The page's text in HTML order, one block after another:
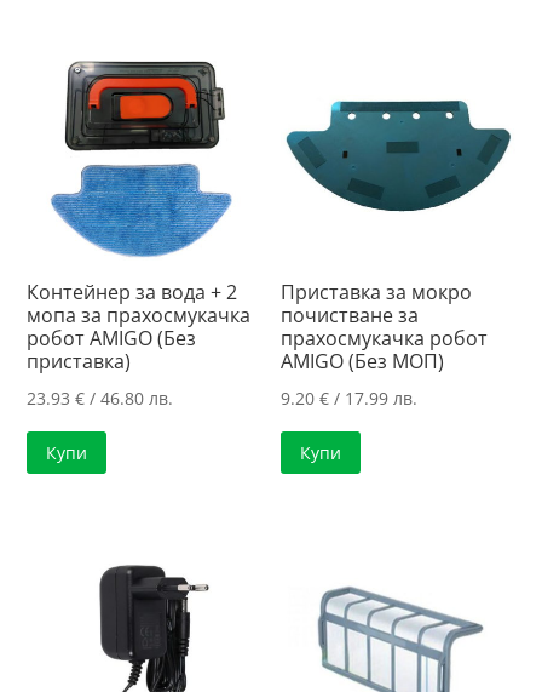
Контейнер за вода + 2
мопа за прахосмукачка
робот AMIGO (Без
приставка)
23.93€ / 46.80 лв.
Купи
Приставка за мокро
почистване за
прахосмукачка робот
AMIGO (Без МОП)
9.20€ / 17.99 лв.
Купи